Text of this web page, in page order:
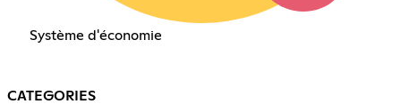
Système d'économie
CATEGORIES